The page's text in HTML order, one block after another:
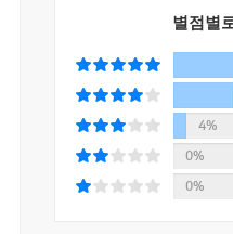
2003년 스티븐 킹은 『시
작품마다 자신의 가치를 증
별점별
4%
0%
0%